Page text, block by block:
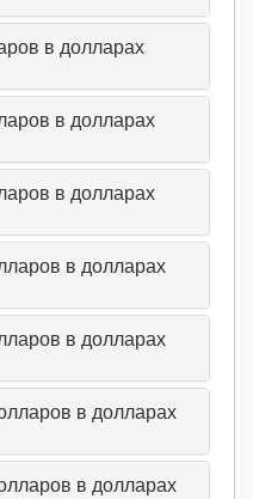
в долларах
в долларах
в долларах
в долларах
в долларах
в долларах
в долларах